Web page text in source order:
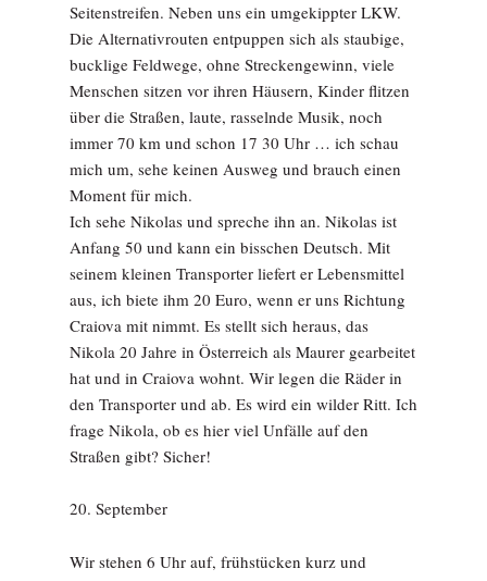
Seitenstreifen. Neben uns ein umgekippter LKW.
Die Alternativrouten entpuppen sich als staubige,
bucklige Feldwege, ohne Streckengewinn, viele
Menschen sitzen vor ihren Häusern, Kinder flitzen
über die Straßen, laute, rasselnde Musik, noch
immer 70 km und schon 17 30 Uhr … ich schau
mich um, sehe keinen Ausweg und brauch einen
Moment für mich.
Ich sehe Nikolas und spreche ihn an. Nikolas ist
Anfang 50 und kann ein bisschen Deutsch. Mit
seinem kleinen Transporter liefert er Lebensmittel
aus, ich biete ihm 20 Euro, wenn er uns Richtung
Craiova mit nimmt. Es stellt sich heraus, das
Nikola 20 Jahre in Österreich als Maurer gearbeitet
hat und in Craiova wohnt. Wir legen die Räder in
den Transporter und ab. Es wird ein wilder Ritt. Ich
frage Nikola, ob es hier viel Unfälle auf den
Straßen gibt? Sicher!
20. September
Wir stehen 6 Uhr auf, frühstücken kurz und